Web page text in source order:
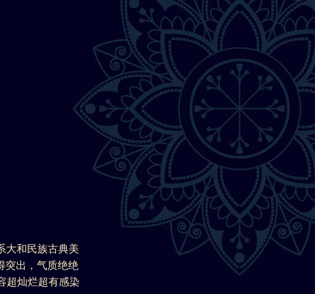
大和民族古典美
突出，气质绝绝
超灿烂超有感染